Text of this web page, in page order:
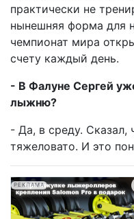
практически не
нынешняя форма для
чемпионат мира
счету каждый день.
- В Фалуне Сергей
лыжню?
- Да, в среду. Сказал,
тяжеловато. И это
РЕКЛАМА